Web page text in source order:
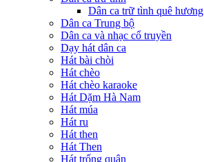
Dân ca trữ tình quê hương
Dân ca Trung bộ
Dân ca và nhạc cổ truyền
Dạy hát dân ca
Hát bài chòi
Hát chèo
Hát chèo karaoke
Hát Dặm Hà Nam
Hát múa
Hát ru
Hát then
Hát Then
Hát trống quân